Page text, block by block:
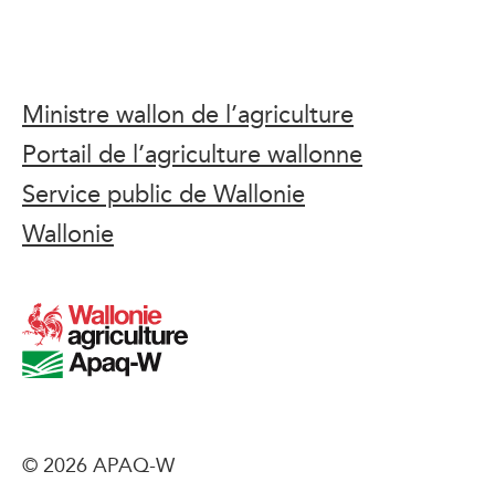
Ministre wallon de l’agriculture
Portail de l’agriculture wallonne
Service public de Wallonie
Wallonie
© 2026 APAQ-W